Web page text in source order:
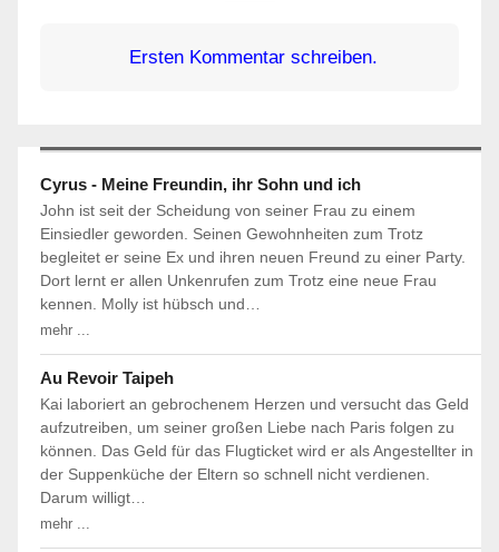
Ersten Kommentar schreiben.
Cyrus - Meine Freundin, ihr Sohn und ich
John ist seit der Scheidung von seiner Frau zu einem
Einsiedler geworden. Seinen Gewohnheiten zum Trotz
begleitet er seine Ex und ihren neuen Freund zu einer Party.
Dort lernt er allen Unkenrufen zum Trotz eine neue Frau
kennen. Molly ist hübsch und…
mehr ...
Au Revoir Taipeh
Kai laboriert an gebrochenem Herzen und versucht das Geld
aufzutreiben, um seiner großen Liebe nach Paris folgen zu
können. Das Geld für das Flugticket wird er als Angestellter in
der Suppenküche der Eltern so schnell nicht verdienen.
Darum willigt…
mehr ...